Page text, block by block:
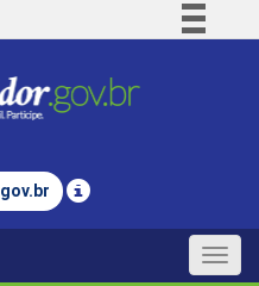
Comunica BR
Legislação
gov.br
Toggle